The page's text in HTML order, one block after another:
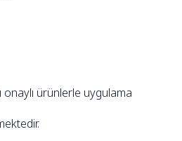
onaylı ürünlerle uygulama